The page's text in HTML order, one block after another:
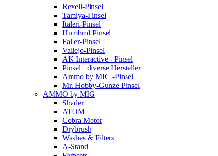
Revell-Pinsel
Tamiya-Pinsel
Italeri-Pinsel
Humbrol-Pinsel
Faller-Pinsel
Vallejo-Pinsel
AK Interactive - Pinsel
Pinsel - diverse Hersteller
Ammo by MIG -Pinsel
Mr. Hobby-Gunze Pinsel
AMMO by MIG
Shader
ATOM
Cobra Motor
Drybrush
Washes & Filters
A-Stand